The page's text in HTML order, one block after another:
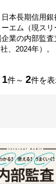
本長期信用
エム（現ス
業の内部監
、2024年）。
1件～ 2件を